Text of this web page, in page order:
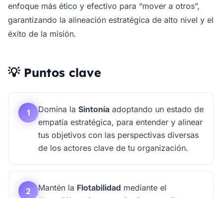
enfoque más ético y efectivo para “mover a otros”,
garantizando la alineación estratégica de alto nivel y el
éxito de la misión.
💡 Puntos clave
1 Domina la Sintonía adoptando un estado de
empatía estratégica, para entender y alinear
tus objetivos con las perspectivas diversas
de los actores clave de tu organización.
2 Mantén la Flotabilidad mediante el